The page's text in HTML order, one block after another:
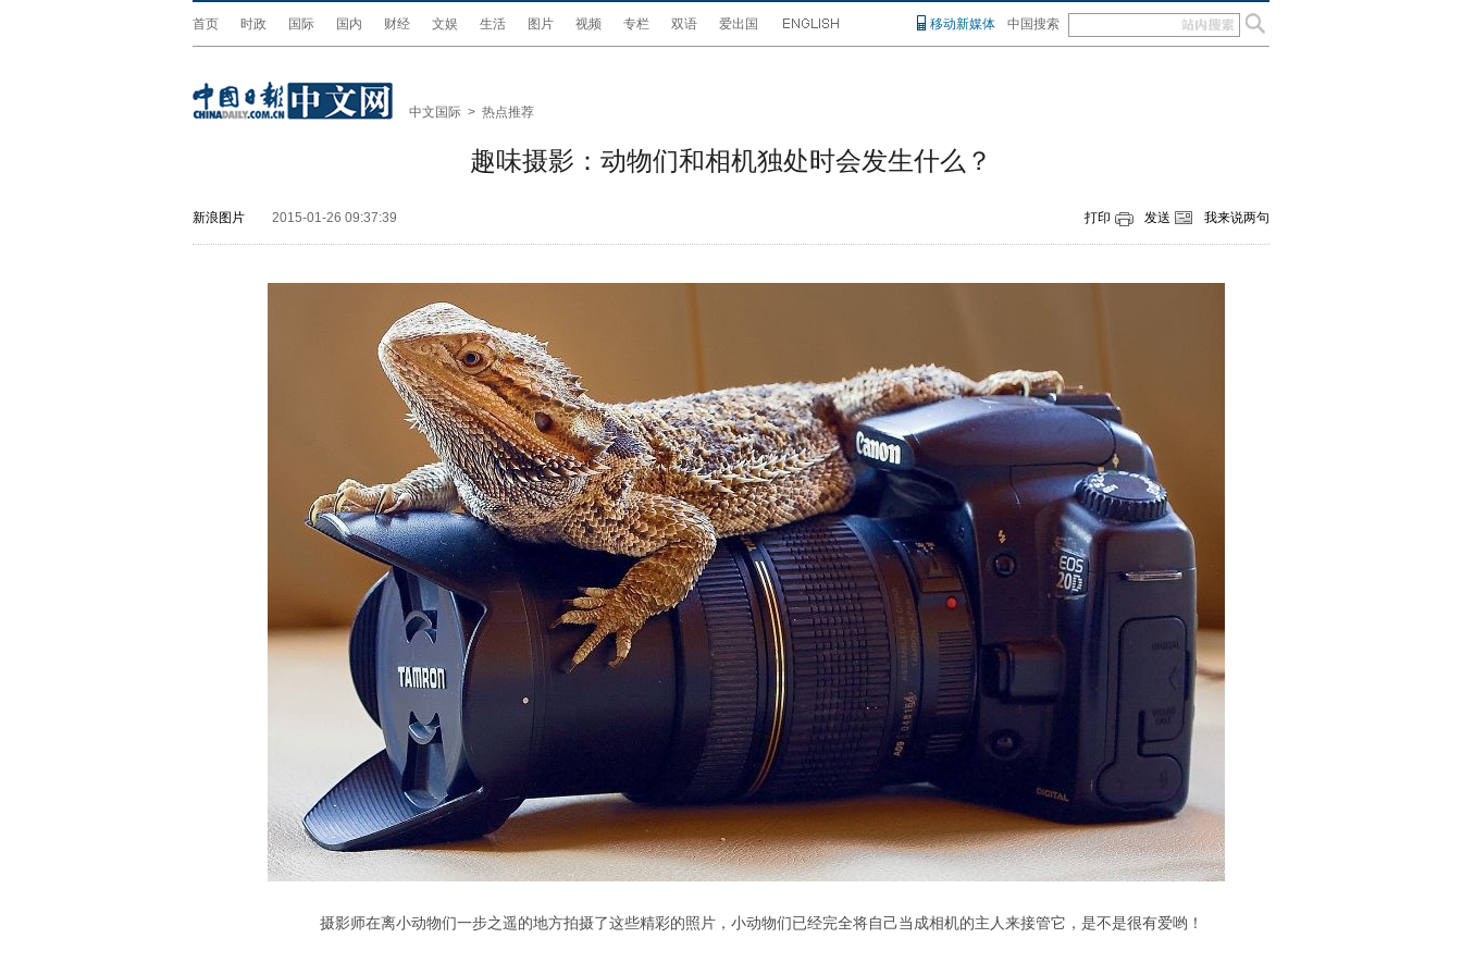
首页 时政 国际 国内 财经 文娱 生活 图片 视频 专栏 双语 爱出国 移动新媒体 中国搜索
中文国际 > 热点推荐
趣味摄影：动物们和相机独处时会发生什么？
新浪图片 2015-01-26 09:37:39 打印 发送 我来说两句
摄影师在离小动物们一步之遥的地方拍摄了这些精彩的照片，小动物们已经完全将自己当成相机的主人来接管它，是不是很有爱哟！